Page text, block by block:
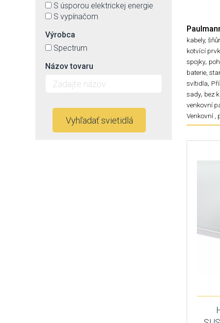
kabely,
kotvící
spojky,
baterie,
svítidla,
sady, bez
venkovní
Venkovní ,
S úsporou elektrickej energie
S vypínačom
Výrobca
Spectrum
Názov tovaru
Vyhľadať svietidlá